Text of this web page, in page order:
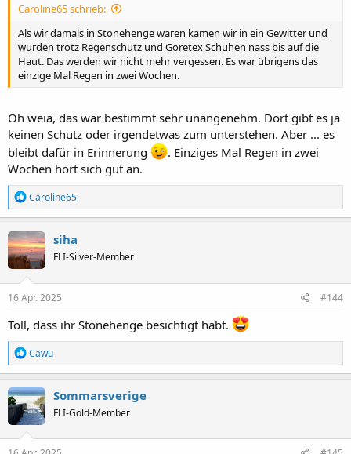
Caroline65 schrieb:
Als wir damals in Stonehenge waren kamen wir in ein Gewitter und
wurden trotz Regenschutz und Goretex Schuhen nass bis auf die
Haut. Das werden wir nicht mehr vergessen. Es war übrigens das
einzige Mal Regen in zwei Wochen.
Oh weia, das war bestimmt sehr unangenehm. Dort gibt es ja
keinen Schutz oder irgendetwas zum unterstehen. Aber ... es
bleibt dafür in Erinnerung
. Einziges Mal Regen in zwei
Wochen hört sich gut an.
R
e
a
k
t
i
o
n
e
Caroline65
siha
FLI-Silver-Member
16 Apr. 2025 #144
Toll, dass ihr Stonehenge besichtigt habt.
R
e
a
k
t
i
o
n
Cawu
Sommarsverige
FLI-Gold-Member